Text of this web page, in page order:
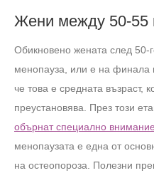
Жени между 50-55
Обикновено жената след 50-
менопауза, или е на финала
че това е средната възраст,
преустановява. През този
обърнат специално
менопаузата е една от
на остеопороза. Полезни